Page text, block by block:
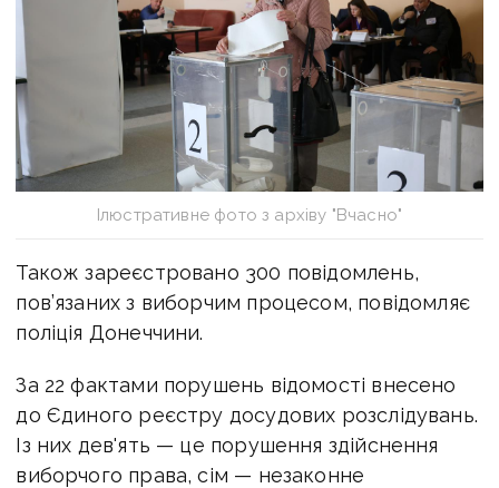
Ілюстративне фото з архіву "Вчасно"
Також зареєстровано 300 повідомлень,
пов’язаних з виборчим процесом, повідомляє
поліція Донеччини.
За 22 фактами порушень відомості внесено
до Єдиного реєстру досудових розслідувань.
Із них дев'ять — це порушення здійснення
виборчого права, сім — незаконне